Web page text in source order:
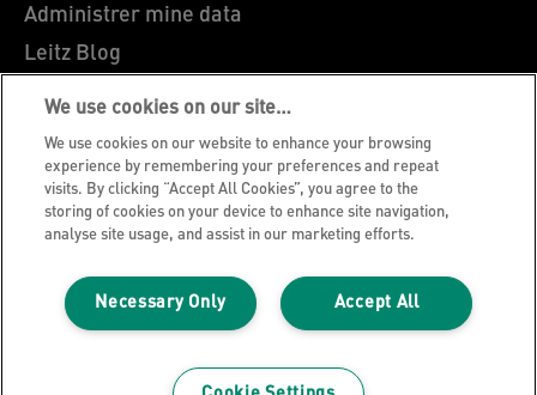
Administrer mine data
Leitz Blog
Karrierer
Leitz EasyPrint
Kundesupport
Garantibetingelser
Overensstemmelseserklæringer
Sitemap
Vejledning om genbrug af emballage
©2026 ACCO Brands
We use cookies on our site…
We use cookies on our website to enhance your browsing
experience by remembering your preferences and repeat
visits. By clicking “Accept All Cookies”, you agree to the
storing of cookies on your device to enhance site navigation,
analyse site usage, and assist in our marketing efforts.
Accept All
Necessary Only